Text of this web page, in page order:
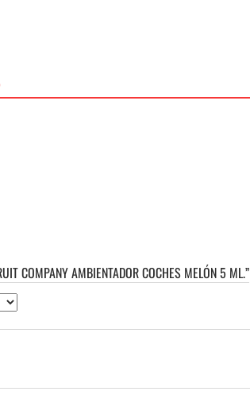
COMPANY AMBIENTADOR COCHES MELÓN 5 ML.”